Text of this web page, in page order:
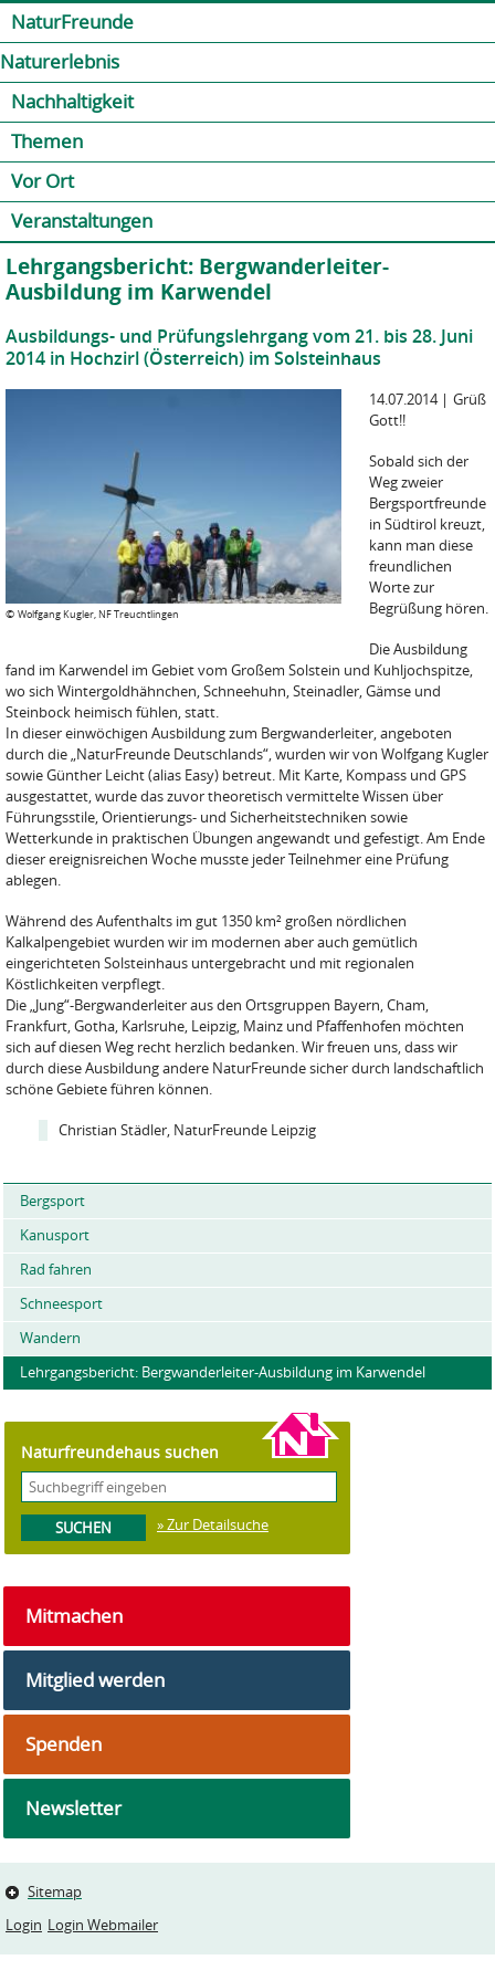
NaturFreunde
Naturerlebnis
Nachhaltigkeit
Themen
Vor Ort
Veranstaltungen
Lehrgangsbericht: Bergwanderleiter-
Ausbildung im Karwendel
Ausbildungs- und Prüfungslehrgang vom 21. bis 28. Juni
2014 in Hochzirl (Österreich) im Solsteinhaus
© Wolfgang Kugler, NF Treuchtlingen
14.07.2014| Grüß
Gott!!
Sobald sich der
Weg zweier
Bergsportfreunde
in Südtirol kreuzt,
kann man diese
freundlichen
Worte zur
Begrüßung hören.
Die Ausbildung
fand im Karwendel im Gebiet vom Großem Solstein und Kuhljochspitze,
wo sich Wintergoldhähnchen, Schneehuhn, Steinadler, Gämse und
Steinbock heimisch fühlen, statt.
In dieser einwöchigen Ausbildung zum Bergwanderleiter, angeboten
durch die „NaturFreunde Deutschlands“, wurden wir von Wolfgang Kugler
sowie Günther Leicht (alias Easy) betreut. Mit Karte, Kompass und GPS
ausgestattet, wurde das zuvor theoretisch vermittelte Wissen über
Führungsstile, Orientierungs- und Sicherheitstechniken sowie
Wetterkunde in praktischen Übungen angewandt und gefestigt. Am Ende
dieser ereignisreichen Woche musste jeder Teilnehmer eine Prüfung
ablegen.
Während des Aufenthalts im gut 1350 km² großen nördlichen
Kalkalpengebiet wurden wir im modernen aber auch gemütlich
eingerichteten Solsteinhaus untergebracht und mit regionalen
Köstlichkeiten verpflegt.
Die „Jung“-Bergwanderleiter aus den Ortsgruppen Bayern, Cham,
Frankfurt, Gotha, Karlsruhe, Leipzig, Mainz und Pfaffenhofen möchten
sich auf diesen Weg recht herzlich bedanken. Wir freuen uns, dass wir
durch diese Ausbildung andere NaturFreunde sicher durch landschaftlich
schöne Gebiete führen können.
Christian Städler, NaturFreunde Leipzig
Bergsport
Kanusport
Rad fahren
Schneesport
Wandern
Lehrgangsbericht: Bergwanderleiter-Ausbildung im Karwendel
Naturfreundehaus suchen
» Zur Detailsuche
Mitmachen
Mitglied werden
Spenden
Newsletter
Sitemap
Login Login Webmailer